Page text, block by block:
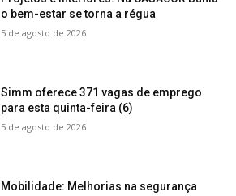
o bem-estar se torna a régua
5 de agosto de 2026
Simm oferece 371 vagas de emprego
para esta quinta-feira (6)
5 de agosto de 2026
Mobilidade: Melhorias na segurança